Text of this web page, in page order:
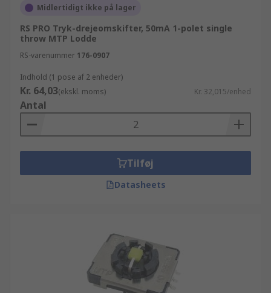
Midlertidigt ikke på lager
RS PRO Tryk-drejeomskifter, 50mA 1-polet single
throw MTP Lodde
RS-varenummer 176-0907
Indhold (1 pose af 2 enheder)
Kr. 64,03(ekskl. moms) Kr. 32,015/enhed
Antal
Tilføj
Datasheets